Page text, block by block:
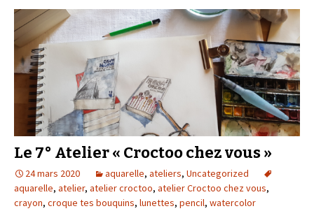
Le 7° Atelier « Croctoo chez vous »
24 mars 2020 aquarelle, ateliers, Uncategorized
aquarelle, atelier, atelier croctoo, atelier Croctoo chez vous,
crayon, croque tes bouquins, lunettes, pencil, watercolor